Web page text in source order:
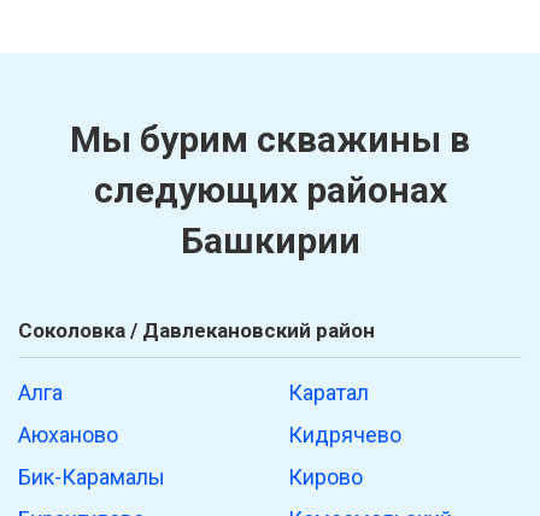
Мы бурим скважины в
следующих районах
Башкирии
Соколовка / Давлекановский район
Алга
Аюханово
Бик-Карамалы
Каратал
Кидрячево
Кирово